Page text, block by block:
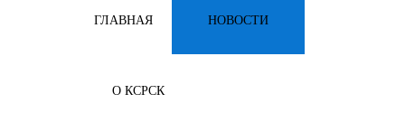
ГЛАВНАЯ НОВОСТИ
О КСРСК